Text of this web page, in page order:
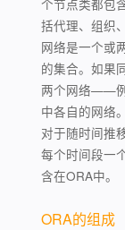
括代理、组织
网络是一个或
的集合。如果
两个网络——例
中各自的网络。
对于随时间推
每个时间段一
含在ORA中。
ORA的组成